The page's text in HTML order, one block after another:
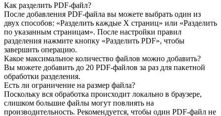
Как разделить PDF-файл?
После добавления PDF-файла вы можете выбрать один из
двух способов: «Разделить каждые X страниц» или «Разделить
по указанным страницам». После настройки правил
разделения нажмите кнопку «Разделить PDF», чтобы
завершить операцию.
Какое максимальное количество файлов можно добавить?
Вы можете добавить до 20 PDF-файлов за раз для пакетной
обработки разделения.
Есть ли ограничение на размер файла?
Поскольку вся обработка происходит локально в браузере,
слишком большие файлы могут повлиять на
производительность. Рекомендуется, чтобы один PDF-файл не